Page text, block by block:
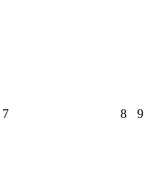
7 8 9